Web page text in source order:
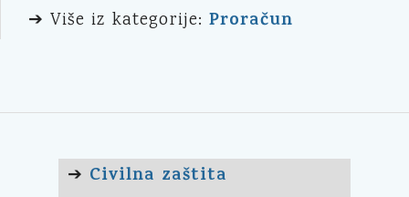
➔ Više iz kategorije: Proračun
➔ Civilna zaštita